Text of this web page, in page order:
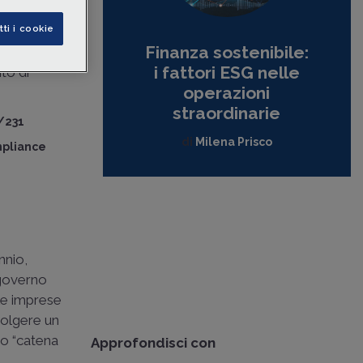
Il
di
imprese
un
“catena
Finanza sostenibile:
i fattori ESG nelle
operazioni
straordinarie
di Milena Prisco
Approfondisci con
i cookie